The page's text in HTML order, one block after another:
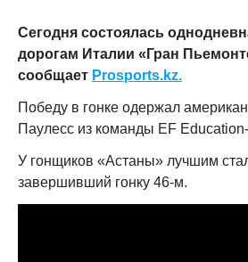
Сегодня состоялась
дорогам Италии «Гран
сообщает Prosports.kz.
Победу в гонке одержал
Паулесс из команды EF
У гонщиков «Астаны» лучшим
завершивший гонку 46-м.